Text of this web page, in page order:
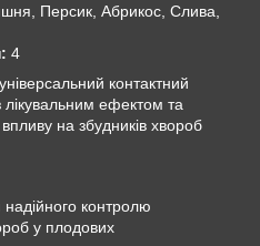
Персик, Абрикос, Слива,
4
контактний
лікувальним ефектом та
на збудників хвороб
надійного контролю
у плодових